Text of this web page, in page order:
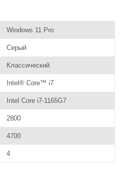
Windows 11 Pro
Серый
Классический
Intel® Core™ i7
Intel Core i7-1165G7
2800
4700
4